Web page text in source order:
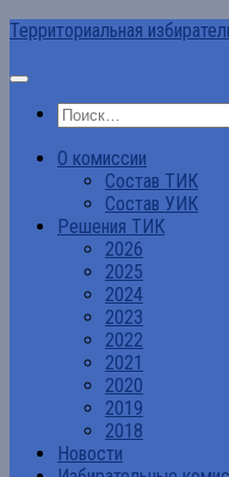
Перейти
содержимому
Территориальная
Найти:
О комиссии
Состав ТИК
Состав УИК
Решения ТИК
2026
2025
2024
2023
2022
2021
2020
2019
2018
Новости